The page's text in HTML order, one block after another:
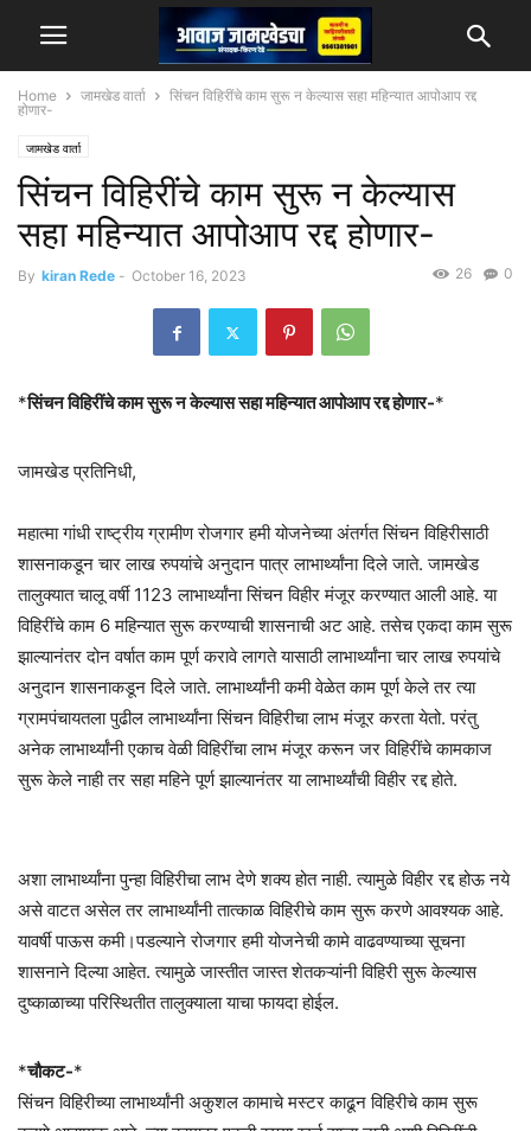
Home जामखेड वार्ता
सिंचन विहिरींचे काम सुरू न केल्यास सहा महिन्यात आपोआप रद्द
होणार-
जामखेड वार्ता
सिंचन विहिरींचे काम सुरू न केल्यास
सहा महिन्यात आपोआप रद्द होणार-
By kiran Rede - October 16, 2023 0
26
*सिंचन विहिरींचे काम सुरू न केल्यास सहा महिन्यात आपोआप रद्द होणार-*
जामखेड प्रतिनिधी,
महात्मा गांधी राष्ट्रीय ग्रामीण रोजगार हमी योजनेच्या अंतर्गत सिंचन विहिरीसाठी
शासनाकडून चार लाख रुपयांचे अनुदान पात्र लाभार्थ्यांना दिले जाते. जामखेड
तालुक्यात चालू वर्षी 1123 लाभार्थ्यांना सिंचन विहीर मंजूर करण्यात आली आहे. या
विहिरींचे काम 6 महिन्यात सुरू करण्याची शासनाची अट आहे. तसेच एकदा काम सुरू
झाल्यानंतर दोन वर्षात काम पूर्ण करावे लागते यासाठी लाभार्थ्यांना चार लाख रुपयांचे
अनुदान शासनाकडून दिले जाते. लाभार्थ्यांनी कमी वेळेत काम पूर्ण केले तर त्या
ग्रामपंचायतला पुढील लाभार्थ्यांना सिंचन विहिरीचा लाभ मंजूर करता येतो. परंतु
अनेक लाभार्थ्यांनी एकाच वेळी विहिरींचा लाभ मंजूर करून जर विहिरींचे कामकाज
सुरू केले नाही तर सहा महिने पूर्ण झाल्यानंतर या लाभार्थ्यांची विहीर रद्द होते.
अशा लाभार्थ्यांना पुन्हा विहिरीचा लाभ देणे शक्य होत नाही. त्यामुळे विहीर रद्द होऊ नये
असे वाटत असेल तर लाभार्थ्यांनी तात्काळ विहिरीचे काम सुरू करणे आवश्यक आहे.
यावर्षी पाऊस कमी।पडल्याने रोजगार हमी योजनेची कामे वाढवण्याच्या सूचना
शासनाने दिल्या आहेत. त्यामुळे जास्तीत जास्त शेतकऱ्यांनी विहिरी सुरू केल्यास
दुष्काळाच्या परिस्थितीत तालुक्याला याचा फायदा होईल.
*चौकट-*
सिंचन विहिरीच्या लाभार्थ्यांनी अकुशल कामाचे मस्टर काढून विहिरीचे काम सुरू